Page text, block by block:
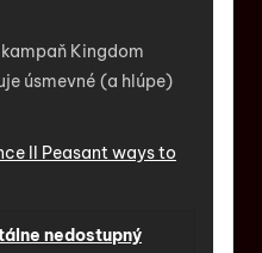
Kingdom
úsmevné (a hlúpe)
II Peasant ways to
nedostupný